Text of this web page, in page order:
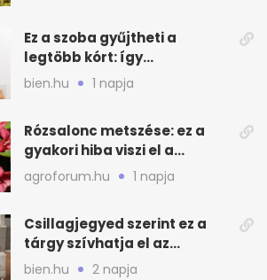
Ez a szoba gyűjtheti a
legtöbb kórt: így
mélytisztítsd otthon
bien.hu 1 napja
Rózsalonc metszése: ez a
gyakori hiba viszi el a
virágzást
agroforum.hu 1 napja
Csillagjegyed szerint ez a
tárgy szívhatja el az
otthonod energiáját
bien.hu 2 napja